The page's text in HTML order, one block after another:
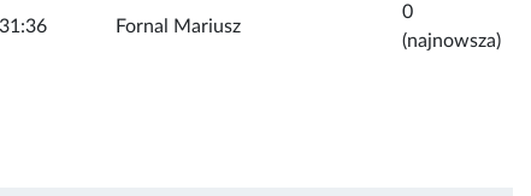
Fornal Mariusz
0
(najnowsza)